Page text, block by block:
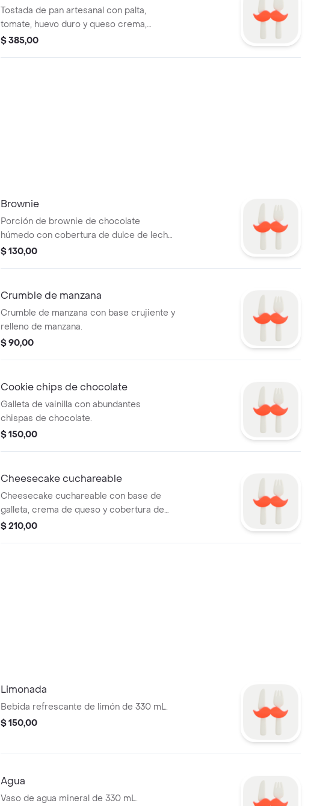
Tostada de pan artesanal con palta,
tomate, huevo duro y queso crema,
inspirada en sabores mediterráneos.
$ 385,00
Brownie
Porción de brownie de chocolate
húmedo con cobertura de dulce de leche
y frutillas.
$ 130,00
Crumble de manzana
Crumble de manzana con base crujiente y
relleno de manzana.
$ 90,00
Cookie chips de chocolate
Galleta de vainilla con abundantes
chispas de chocolate.
$ 150,00
Cheesecake cuchareable
Cheesecake cuchareable con base de
galleta, crema de queso y cobertura de
frutos rojos. Presentado en envase
$ 210,00
Limonada
Bebida refrescante de limón de 330 mL.
$ 150,00
Agua
Vaso de agua mineral de 330 mL.